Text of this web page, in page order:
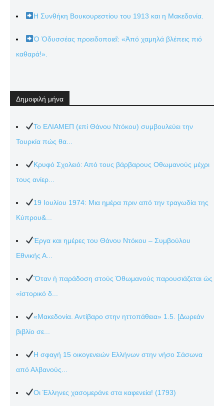
Η Συνθήκη Βουκουρεστίου του 1913 και η Μακεδονία.
Ὁ Ὀδυσσέας προειδοποιεῖ: «Ἀπό χαμηλά βλέπεις πιό
καθαρά!».
Δημοφιλή μήνα
Το ΕΛΙΑΜΕΠ (επί Θάνου Ντόκου) συμβουλεύει την
Τουρκία πώς θα...
Κρυφό Σχολειό: Από τους βάρβαρους Οθωμανούς μέχρι
τους ανίερ...
19 Ιουλίου 1974: Μια ημέρα πριν από την τραγωδία της
Κύπρου&...
Έργα και ημέρες του Θάνου Ντόκου – Συμβούλου
Εθνικής Α...
Ὅταν ἡ παράδοση στούς Ὀθωμανούς παρουσιάζεται ὡς
«ἱστορικό δ...
«Μακεδονία. Αντίβαρο στην ηττοπάθεια» 1.5. [Δωρεάν
βιβλίο σε...
Η σφαγή 15 οικογενειών Ελλήνων στην νήσο Σάσωνα
από Αλβανούς...
Οι Έλληνες χασομεράνε στα καφενεία! (1793)